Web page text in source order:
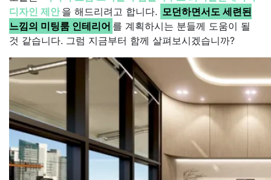
디자인 제안 을 해드리려고 합니다. 모던하면서도 세련된
느낌의 미팅룸 인테리어 를 계획하시는 분들께 도움이 될
것 같습니다. 그럼 지금부터 함께 살펴보시겠습니까?